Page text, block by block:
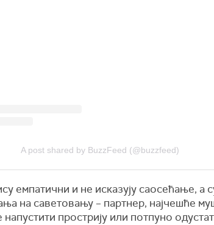
A post shared by BuzzFeed (@buzzfeed)
емпатични и не исказују саосећање, а
на саветовању – партнер, најчешће
прострију или потпуно